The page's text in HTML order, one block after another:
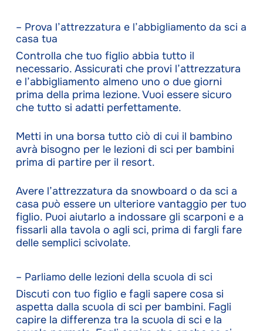
– Prova l’attrezzatura e l’abbigliamento da sci a
casa tua
Controlla che tuo figlio abbia tutto il
necessario. Assicurati che provi l’attrezzatura
e l’abbigliamento almeno uno o due giorni
prima della prima lezione. Vuoi essere sicuro
che tutto si adatti perfettamente.
Metti in una borsa tutto ciò di cui il bambino
avrà bisogno per le lezioni di sci per bambini
prima di partire per il resort.
Avere l’attrezzatura da snowboard o da sci a
casa può essere un ulteriore vantaggio per tuo
figlio. Puoi aiutarlo a indossare gli scarponi e a
fissarli alla tavola o agli sci, prima di fargli fare
delle semplici scivolate.
– Parliamo delle lezioni della scuola di sci
Discuti con tuo figlio e fagli sapere cosa si
aspetta dalla scuola di sci per bambini. Fagli
capire la differenza tra la scuola di sci e la